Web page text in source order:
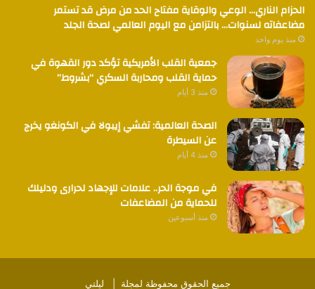
الحزام الناري… الوعي والوقاية مفتاح الحد من مرض قد تستمر
مضاعفاته لسنوات… بالتزامن مع اليوم العالمي لصحة الجلد
منذ يوم واحد
جمعية القلب الأمريكية تؤكد دور القهوة في
حماية القلب ومحاربة السكري “بشروط”
منذ 3 أيام
الصحة العالمية: تفشي إيبولا في الكونغو يخرج
عن السيطرة
منذ 4 أيام
في موجة الحر.. علامات للإجهاد لحرارى ودليلك
للحماية من المضاعفات
منذ أسبوعين
جميع الحقوق محفوظة لمجلة | ليلتي